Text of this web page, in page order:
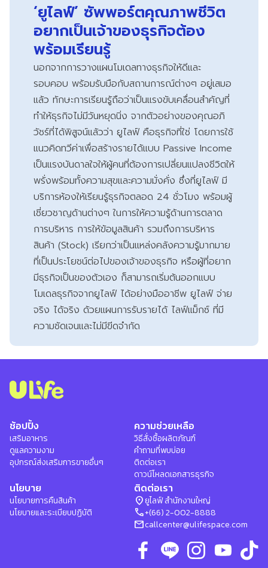
‘ยูไลฟ์’ ซัพพอร์ตคุณภาพชีวิต
อยากเป็นเจ้าของธุรกิจต้อง
พร้อมเรียนรู้
นอกจากการวางแผนโมเดลทางธุรกิจให้ดีและ
รอบคอบ พร้อมรับมือกับสถานการณ์ต่างๆ อยู่เสมอ
แล้ว ทักษะการเรียนรู้ถือว่าเป็นแรงขับเคลื่อนสำคัญที่
ทำให้ธุรกิจไม่มีวันหยุดนิ่ง จากตัวอย่างของคุณอภิ
วัชร์ที่ได้พิสูจน์แล้วว่า ยูไลฟ์ คือธุรกิจที่ใช่ โดยการใช้
แนวคิดทวีค่าเพื่อสร้างรายได้แบบ Passive Income
เป็นแรงบันดาลใจให้ผู้คนที่ต้องการเปลี่ยนแปลงชีวิตให้
พรั่งพร้อมทั้งความสุขและความมั่งคั่ง ซึ่งที่ยูไลฟ์ มี
บริการห้องให้เรียนรู้ธุรกิจตลอด 24 ชั่วโมง พร้อมผู้
เชี่ยวชาญด้านต่างๆ ในการให้ความรู้ด้านการตลาด
การบริหาร การให้ข้อมูลสินค้า รวมถึงการบริหาร
สินค้า (Stock) เรียกว่าเป็นแหล่งคลังความรู้มากมาย
ที่เป็นประโยชน์ต่อไปของเจ้าของธุรกิจ หรือผู้ที่อยาก
มีธุรกิจเป็นของตัวเอง ก็สามารถเริ่มต้นออกแบบ
โมเดลธุรกิจจากยูไลฟ์ ได้อย่างมืออาชีพ ยูไลฟ์ จ่าย
จริง ได้จริง ด้วยแผนการรับรายได้ ไลฟ์แม็กซ์ ที่มี
ความชัดเจนและไม่มีขีดจำกัด
ช้อปปิ้ง
เสริมอาหาร
ดูแลความงาม
อุปกรณ์ส่งเสริมการขายอื่นๆ
ความช่วยเหลือ
วิธีสั่งซื้อผลิตภัณฑ์
คำถามที่พบบ่อย
ติดต่อเรา
ดาวน์โหลดเอกสารธุรกิจ
นโยบาย
นโยบายการคืนสินค้า
นโยบายและระเบียบปฏิบัติ
ติดต่อเรา
location_onยูไลฟ์ สำนักงานใหญ่
phone+(66) 2-002-8888
mailcallcenter@ulifespace.com